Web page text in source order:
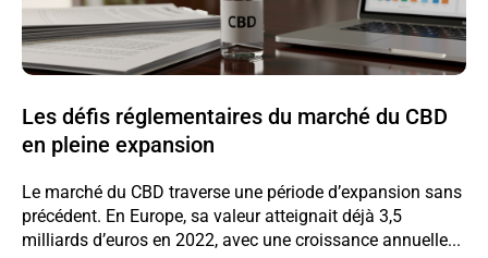
Les défis réglementaires du marché du CBD
en pleine expansion
Le marché du CBD traverse une période d’expansion sans
précédent. En Europe, sa valeur atteignait déjà 3,5
milliards d’euros en 2022, avec une croissance annuelle...